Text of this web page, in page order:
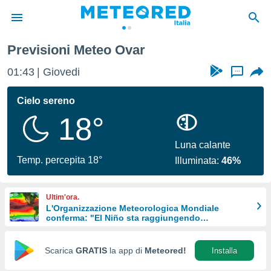
di
per
le
di
Web
Previsioni Meteo Ovar
01:44 Giovedi ...
Cielo sereno
18°
Temp. percepita 18°
Luna calante
Illuminata:46%
Ultim'ora.
L'Organizzazione Meteorologica Mondiale
conferma: "El Niño sta raggiungendo
Scarica GRATIS la app di Meteored! Installa